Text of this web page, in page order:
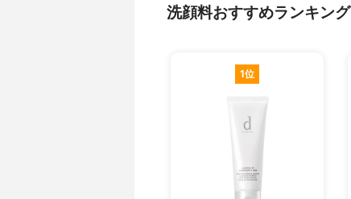
洗顔料おすすめランキング
1位